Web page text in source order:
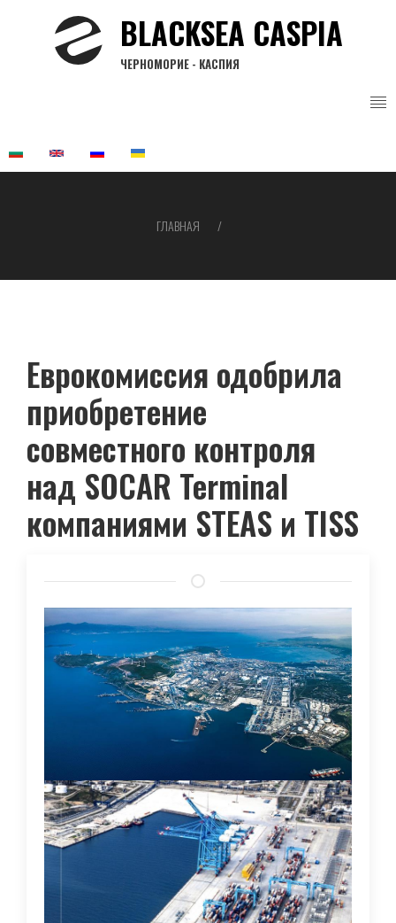
BLACKSEA CASPIA
ЧЕРНОМОРИЕ - КАСПИЯ
навигации
ГЛАВНАЯ
Еврокомиссия одобрила
приобретение
совместного контроля
над SOCAR Terminal
компаниями STEAS и TISS